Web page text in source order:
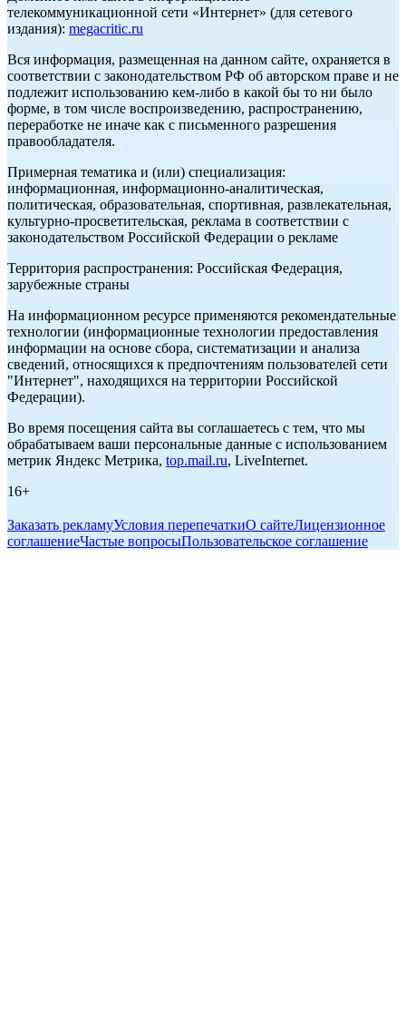
телекоммуникационной сети «Интернет» (для сетевого
издания): megacritic.ru
Вся информация, размещенная на данном сайте, охраняется в
соответствии с законодательством РФ об авторском праве и не
подлежит использованию кем-либо в какой бы то ни было
форме, в том числе воспроизведению, распространению,
переработке не иначе как с письменного разрешения
правообладателя.
Примерная тематика и (или) специализация:
информационная, информационно-аналитическая,
политическая, образовательная, спортивная, развлекательная,
культурно-просветительская, реклама в соответствии с
законодательством Российской Федерации о рекламе
Территория распространения: Российская Федерация,
зарубежные страны
На информационном ресурсе применяются рекомендательные
технологии (информационные технологии предоставления
информации на основе сбора, систематизации и анализа
сведений, относящихся к предпочтениям пользователей сети
"Интернет", находящихся на территории Российской
Федерации).
Во время посещения сайта вы соглашаетесь с тем, что мы
обрабатываем ваши персональные данные с использованием
метрик Яндекс Метрика, top.mail.ru, LiveInternet.
16+
Заказать рекламуУсловия перепечаткиО сайтеЛицензионное
соглашениеЧастые вопросыПользовательское соглашение